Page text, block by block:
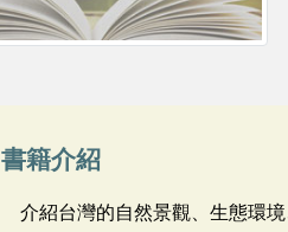
書籍介紹
介紹台灣的自然景觀、生態環